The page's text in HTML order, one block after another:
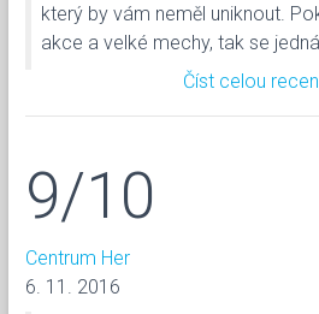
který by vám neměl uniknout.
akce a velké mechy, tak se
Číst celou
9/10
Centrum Her
6. 11. 2016